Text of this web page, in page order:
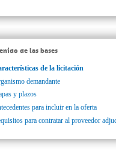
de las bases
de la licitación
demandante
y plazos
para incluir en la oferta
para contratar al proveedor